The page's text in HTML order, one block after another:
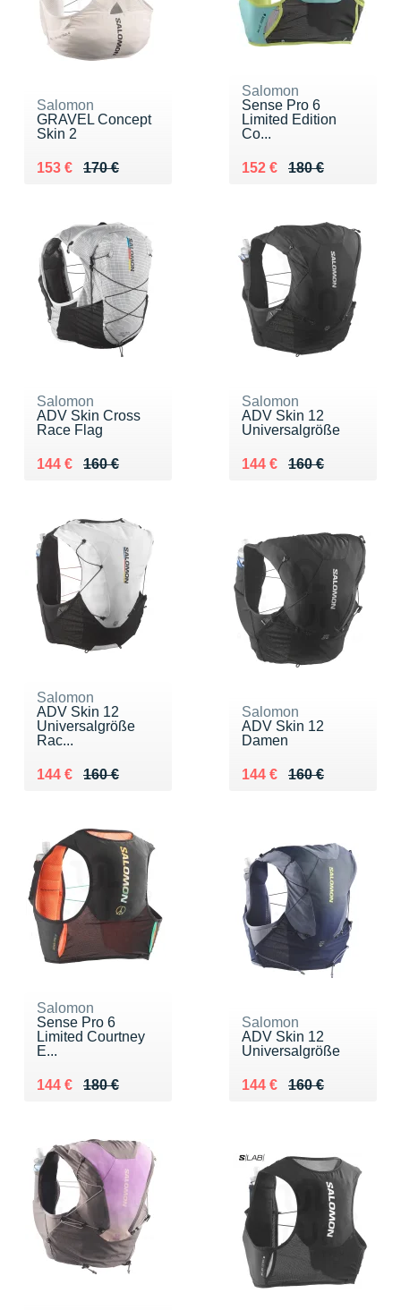
Salomon
GRAVEL Concept
Skin 2
170 €
Au lieu de 170 €
153 €
Vendu 153 €
Salomon
Sense Pro 6
Limited Edition
Co...
180 €
Au lieu de 180 €
152 €
Vendu 152 €
Salomon
ADV Skin Cross
Race Flag
160 €
Au lieu de 160 €
144 €
Vendu 144 €
Salomon
ADV Skin 12
Universalgröße
160 €
Au lieu de 160 €
144 €
Vendu 144 €
Salomon
ADV Skin 12
Universalgröße
Rac...
160 €
Au lieu de 160 €
144 €
Vendu 144 €
Salomon
ADV Skin 12
Damen
160 €
Au lieu de 160 €
144 €
Vendu 144 €
Salomon
Sense Pro 6
Limited Courtney
E...
180 €
Au lieu de 180 €
144 €
Vendu 144 €
Salomon
ADV Skin 12
Universalgröße
160 €
Au lieu de 160 €
144 €
Vendu 144 €